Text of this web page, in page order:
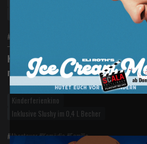
#Abenteuer #Familie #Krimi
KFK | Die Schule der
magischen Tiere 4
Kinderferienkino
Inklusive Slushy im 0,4 L Becher
#Abenteuer #Komödie #Familie